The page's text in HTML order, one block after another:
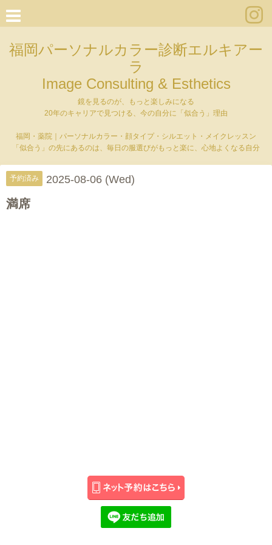
福岡パーソナルカラー診断エルキアー
ラ
Image Consulting & Esthetics
鏡を見るのが、もっと楽しみになる
20年のキャリアで見つける、今の自分に「似合う」理由
福岡・薬院｜パーソナルカラー・顔タイプ・シルエット・メイクレッスン
「似合う」の先にあるのは、毎日の服選びがもっと楽に、心地よくなる自分
予約済み 2025-08-06 (Wed)
満席